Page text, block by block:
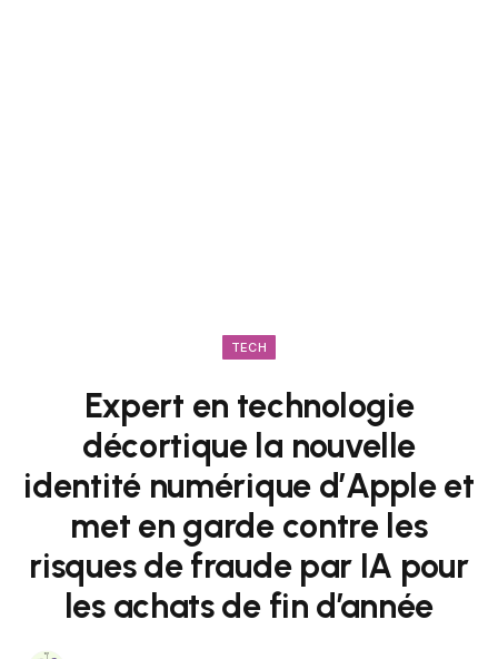
TECH
Expert en technologie
décortique la nouvelle
identité numérique d’Apple et
met en garde contre les
risques de fraude par IA pour
les achats de fin d’année